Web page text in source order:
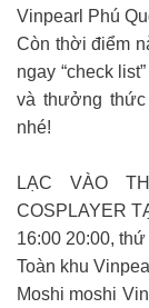
Vinpearl Phú
Còn thời điểm
ngay “check
và thưởng
nhé!
LẠC VÀO
COSPLAYER
16:00 20:00,
Toàn khu
Moshi moshi